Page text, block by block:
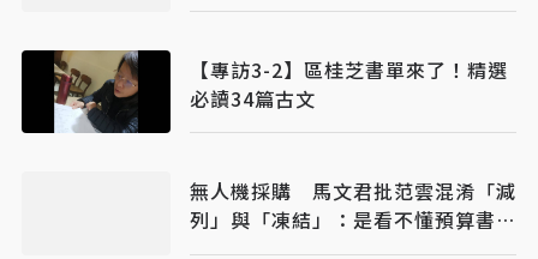
【專訪3-2】區桂芝書單來了！精選
必讀34篇古文
無人機採購 馬文君批范雲混淆「減
列」與「凍結」：是看不懂預算書還
是帶風向？